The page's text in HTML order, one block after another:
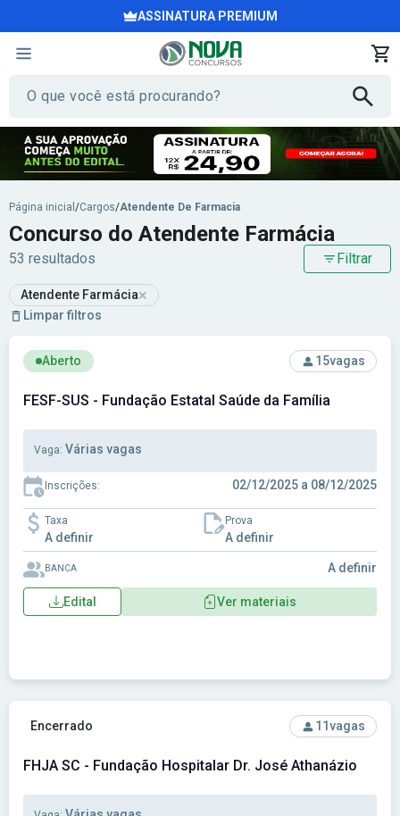
ASSINATURA PREMIUM
Página inicial /Cargos/Atendente De Farmacia
Concurso do Atendente Farmácia
53 resultados Filtrar
Atendente Farmácia×
Limpar filtros
Ver concurso: FESF-SUS - Fundação Estatal Saúde da
Aberto 15vagas
FESF-SUS - Fundação Estatal Saúde da Família
Vaga: Várias vagas
Inscrições: 02/12/2025 a 08/12/2025
Taxa
A definir
Prova
A definir
BANCA A definir
Edital Ver materiais
Ver concurso: FHJA SC - Fundação Hospitalar Dr. José
Encerrado 11vagas
FHJA SC - Fundação Hospitalar Dr. José Athanázio